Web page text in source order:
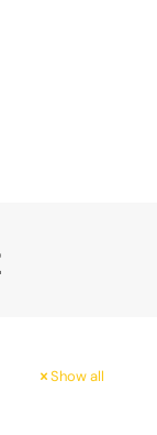
Show all